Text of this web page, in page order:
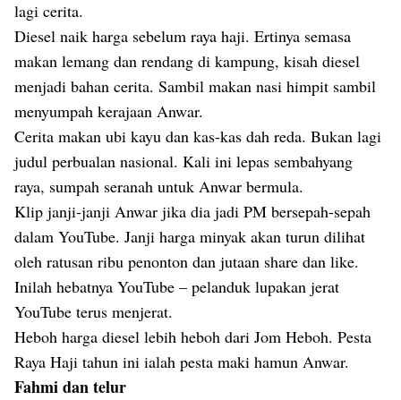
lagi cerita.
Diesel naik harga sebelum raya haji. Ertinya semasa
makan lemang dan rendang di kampung, kisah diesel
menjadi bahan cerita. Sambil makan nasi himpit sambil
menyumpah kerajaan Anwar.
Cerita makan ubi kayu dan kas-kas dah reda. Bukan lagi
judul perbualan nasional. Kali ini lepas sembahyang
raya, sumpah seranah untuk Anwar bermula.
Klip janji-janji Anwar jika dia jadi PM bersepah-sepah
dalam YouTube. Janji harga minyak akan turun dilihat
oleh ratusan ribu penonton dan jutaan share dan like.
Inilah hebatnya YouTube – pelanduk lupakan jerat
YouTube terus menjerat.
Heboh harga diesel lebih heboh dari Jom Heboh. Pesta
Raya Haji tahun ini ialah pesta maki hamun Anwar.
Fahmi dan telur